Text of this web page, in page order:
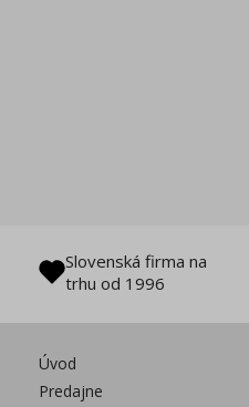
Slovenská firma na
trhu od 1996
Úvod
Predajne